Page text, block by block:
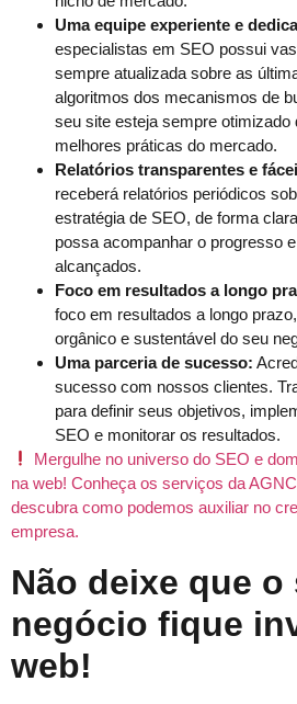
Uma equipe experiente e
especialistas em SEO possui
sempre atualizada sobre as
algoritmos dos mecanismos de
seu site esteja sempre otimizado
melhores práticas do mercado.
Relatórios transparentes e
receberá relatórios periódicos
estratégia de SEO, de forma
possa acompanhar o progresso
alcançados.
Foco em resultados a longo
foco em resultados a longo
orgânico e sustentável do seu
Uma parceria de sucesso:
sucesso com nossos clientes.
para definir seus objetivos,
SEO e monitorar os resultados.
Mergulhe no universo do SEO e
na web! Conheça os serviços da
descubra como podemos auxiliar no
empresa.
Não deixe que o
negócio fique
web!